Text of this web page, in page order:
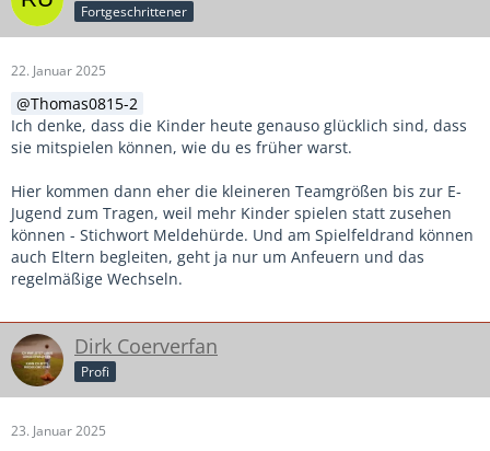
Fortgeschrittener
22. Januar 2025
Thomas0815-2
Ich denke, dass die Kinder heute genauso glücklich sind, dass
sie mitspielen können, wie du es früher warst.
Hier kommen dann eher die kleineren Teamgrößen bis zur E-
Jugend zum Tragen, weil mehr Kinder spielen statt zusehen
können - Stichwort Meldehürde. Und am Spielfeldrand können
auch Eltern begleiten, geht ja nur um Anfeuern und das
regelmäßige Wechseln.
Dirk Coerverfan
Profi
23. Januar 2025